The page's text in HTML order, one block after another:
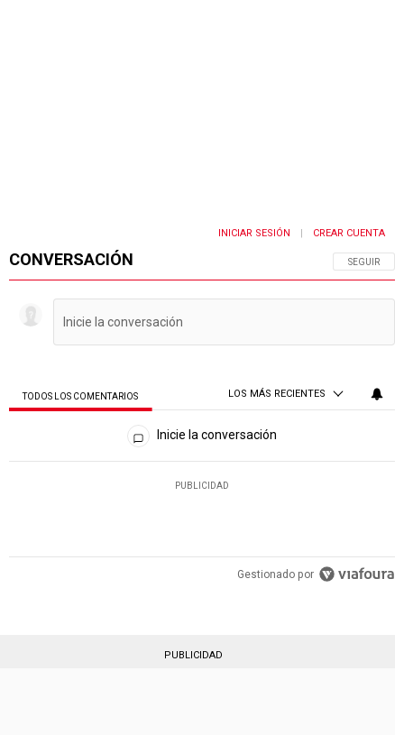
CONVERSACIÓN SIGA ESTA
SEGUIR
INICIAR SESIÓN CREAR CUENTA
TODOS LOS COMENTARIOS LOS MÁS RECIENTES
Todos los comentarios
Inicie la conversación
PUBLICIDAD
Gestionado por
PUBLICIDAD